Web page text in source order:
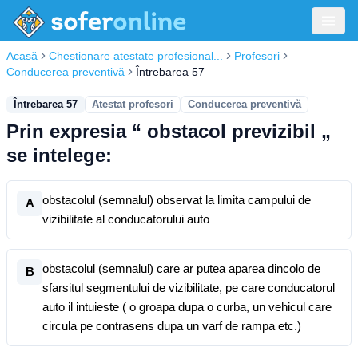
Acasă Chestionare atestate profesional...
Profesori
Conducerea preventivă
Întrebarea 57
Întrebarea 57 Atestat profesori Conducerea preventivă
Prin expresia “ obstacol previzibil „
se intelege:
A
obstacolul (semnalul) observat la limita campului de
vizibilitate al conducatorului auto
B
obstacolul (semnalul) care ar putea aparea dincolo de
sfarsitul segmentului de vizibilitate, pe care conducatorul
auto il intuieste ( o groapa dupa o curba, un vehicul care
circula pe contrasens dupa un varf de rampa etc.)